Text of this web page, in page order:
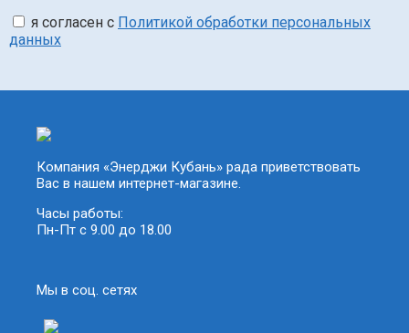
я согласен с Политикой обработки персональных
данных
Компания «Энерджи Кубань» рада приветствовать
Вас в нашем интернет-магазине.
Часы работы:
Пн-Пт с 9.00 до 18.00
Мы в соц. сетях